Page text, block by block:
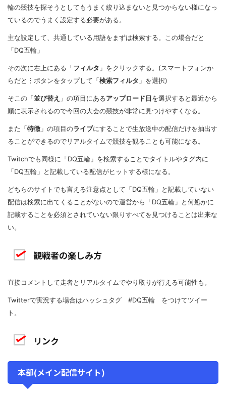
輪の競技を探そうとしてもうまく絞り込まないと見つからない様になっ
ているのでうまく設定する必要がある。
主な設定して、共通している用語をまずは検索する。この場合だと
「DQ五輪」
その次に右上にある「フィルタ 」をクリックする。(スマートフォンか
らだと︙ボタンをタップして「検索フィルタ 」を選択)
そこの「並び替え 」の項目にあるアップロード日を選択すると最近から
順に表示されるので今回の大会の競技が非常に見つけやすくなる。
また「特徴 」の項目のライブにすることで生放送中の配信だけを抽出す
ることができるのでリアルタイムで競技を観ることも可能になる。
Twitchでも同様に「DQ五輪」を検索することでタイトルやタグ内に
「DQ五輪」と記載している配信がヒットする様になる。
どちらのサイトでも言える注意点として「DQ五輪」と記載していない
配信は検索に出てくることがないので運営から「DQ五輪」と何処かに
記載することを必須とされていない限りすべてを見つけることは出来な
い。
観戦者の楽しみ方
直接コメントして走者とリアルタイムでやり取りが行える可能性も。
Twitterで実況する場合はハッシュタグ #DQ五輪 をつけてツイー
ト。
リンク
本部(メイン配信サイト)